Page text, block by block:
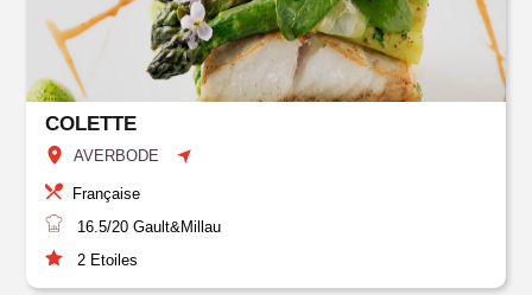
COLETTE
AVERBODE
Française
16.5/20 Gault&Millau
2 Etoiles